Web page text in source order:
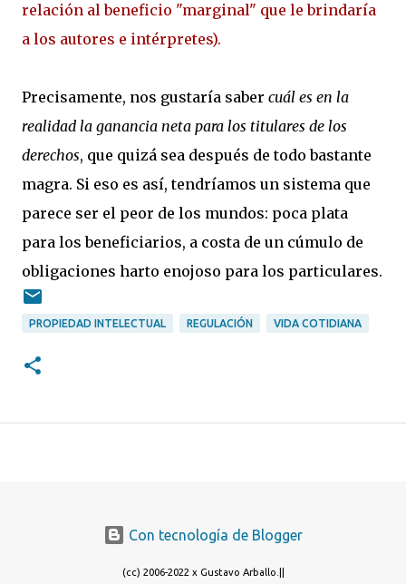
relación al beneficio "marginal" que le brindaría
a los autores e intérpretes).
Precisamente, nos gustaría saber cuál es en la
realidad la ganancia neta para los titulares de los
derechos, que quizá sea después de todo bastante
magra. Si eso es así, tendríamos un sistema que
parece ser el peor de los mundos: poca plata
para los beneficiarios, a costa de un cúmulo de
obligaciones harto enojoso para los particulares.
PROPIEDAD INTELECTUAL REGULACIÓN VIDA COTIDIANA
Con tecnología de Blogger
(cc) 2006-2022 x Gustavo Arballo.||